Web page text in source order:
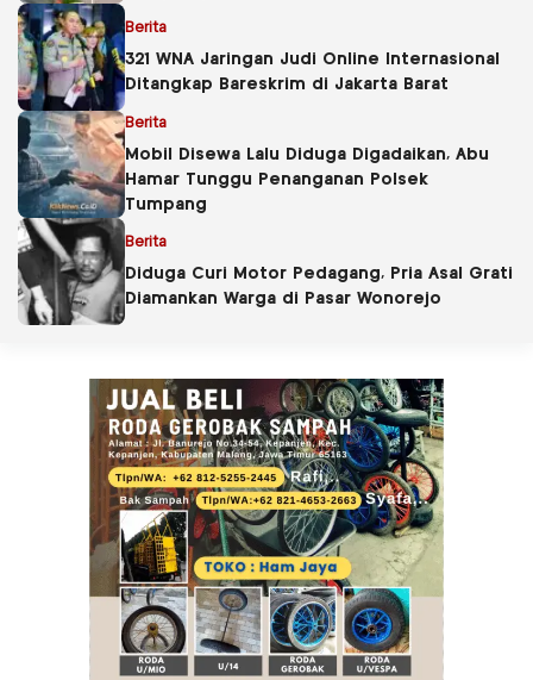
Berita
321 WNA Jaringan Judi Online Internasional
Ditangkap Bareskrim di Jakarta Barat
Berita
Mobil Disewa Lalu Diduga Digadaikan, Abu
Hamar Tunggu Penanganan Polsek
Tumpang
Berita
Diduga Curi Motor Pedagang, Pria Asal Grati
Diamankan Warga di Pasar Wonorejo